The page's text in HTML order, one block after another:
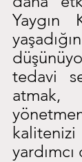
Yaygın
tedavi
atmak,